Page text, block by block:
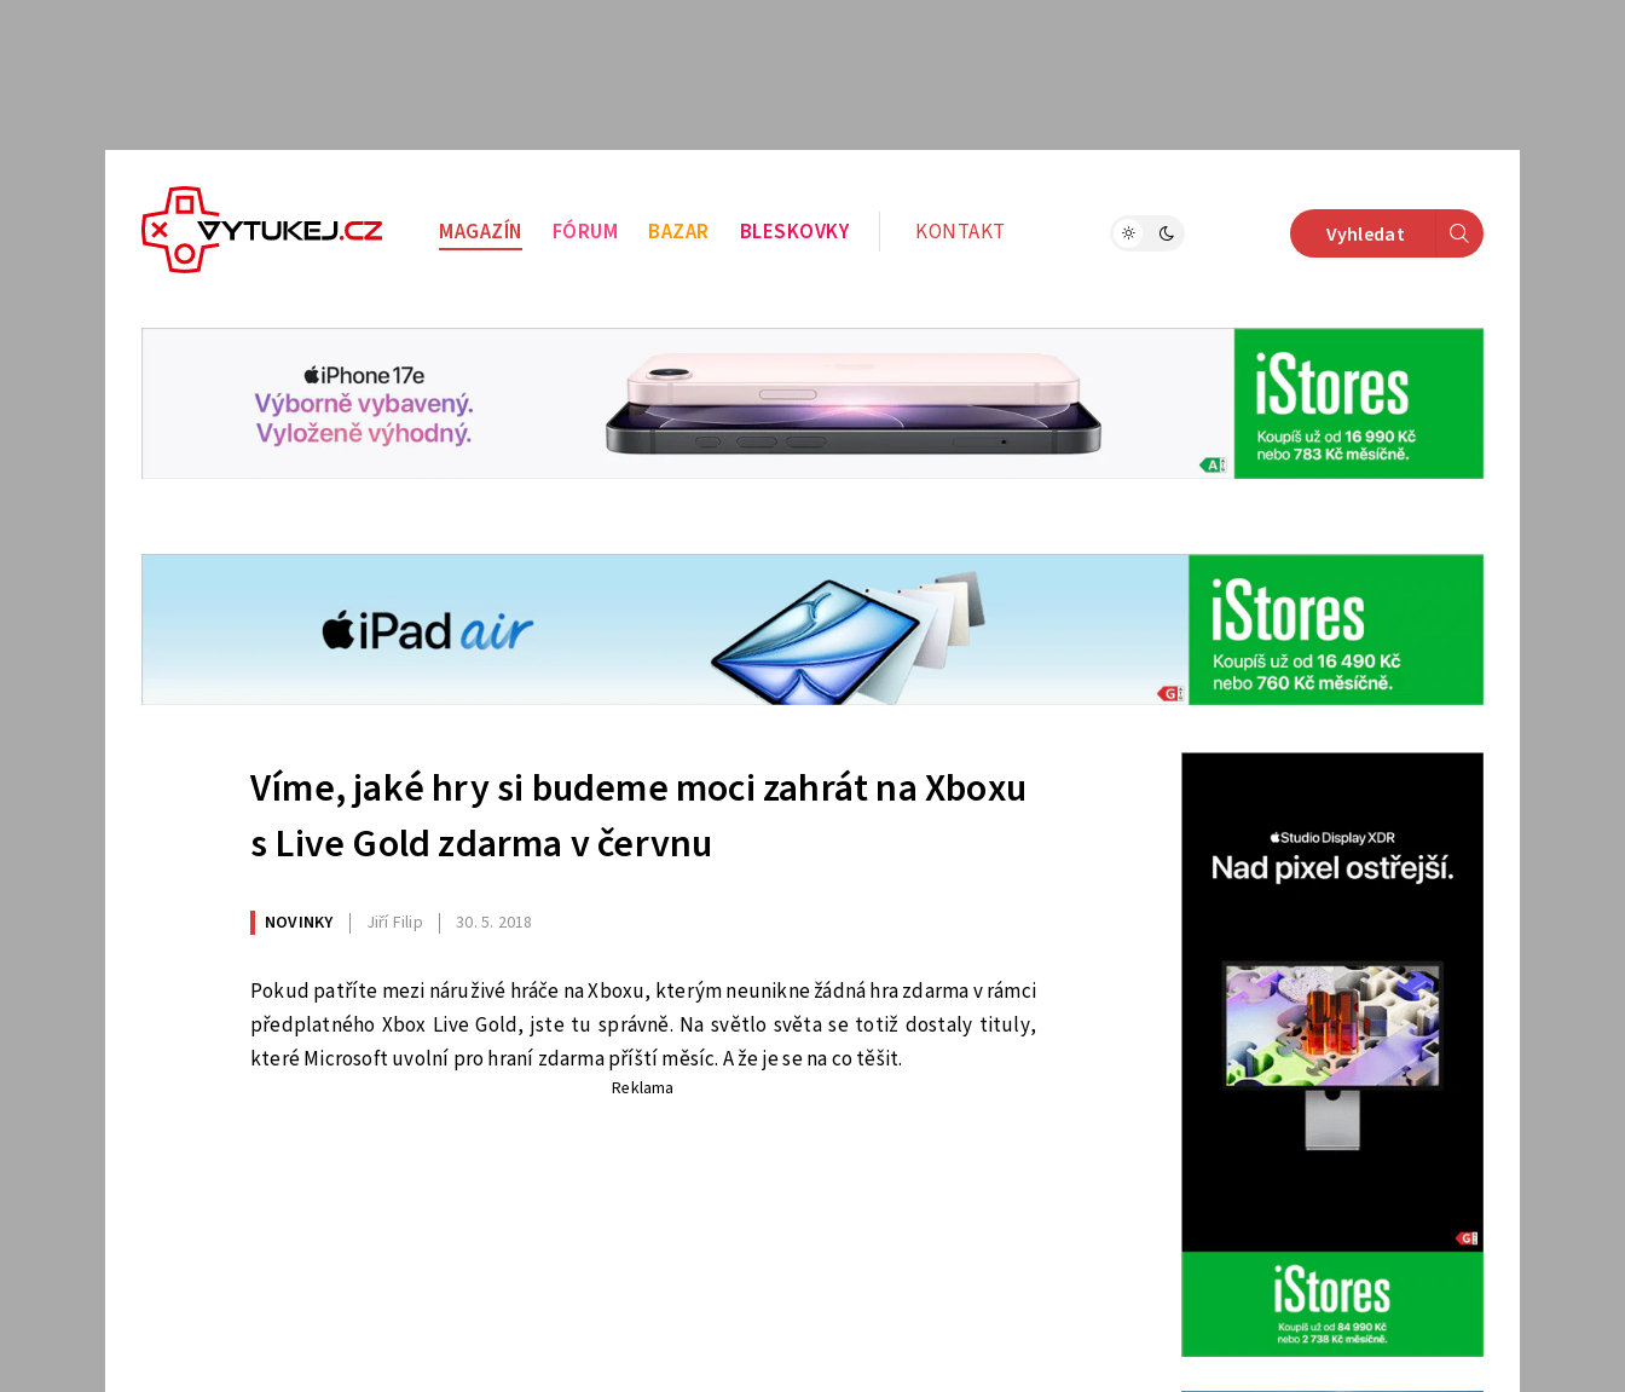
MAGAZÍN FÓRUM BAZAR BLESKOVKY KONTAKT Vyhledat
Víme, jaké hry si budeme moci zahrát na Xboxu
s Live Gold zdarma v červnu
NOVINKY Jiří Filip 30. 5. 2018
Pokud patříte mezi náruživé hráče na Xboxu, kterým neunikne žádná hra zdarma v rámci
předplatného Xbox Live Gold, jste tu správně. Na světlo světa se totiž dostaly tituly,
které Microsoft uvolní pro hraní zdarma příští měsíc. A že je se na co těšit.
Reklama